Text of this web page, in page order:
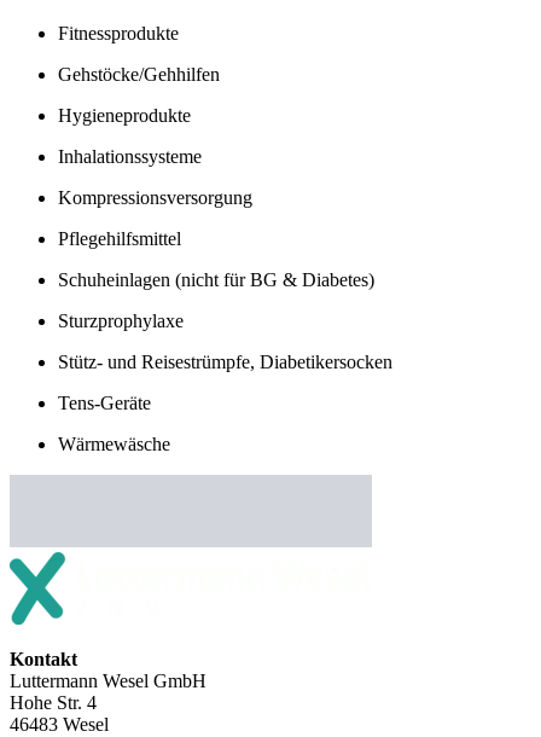
Fitnessprodukte
Gehstöcke/Gehhilfen
Hygieneprodukte
Inhalationssysteme
Kompressionsversorgung
Pflegehilfsmittel
Schuheinlagen (nicht für BG & Diabetes)
Sturzprophylaxe
Stütz- und Reisestrümpfe, Diabetikersocken
Tens-Geräte
Wärmewäsche
Kontakt
Luttermann Wesel GmbH
Hohe Str. 4
46483 Wesel